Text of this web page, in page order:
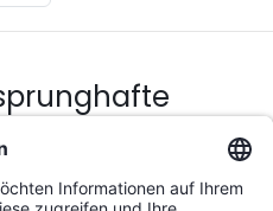
Handels